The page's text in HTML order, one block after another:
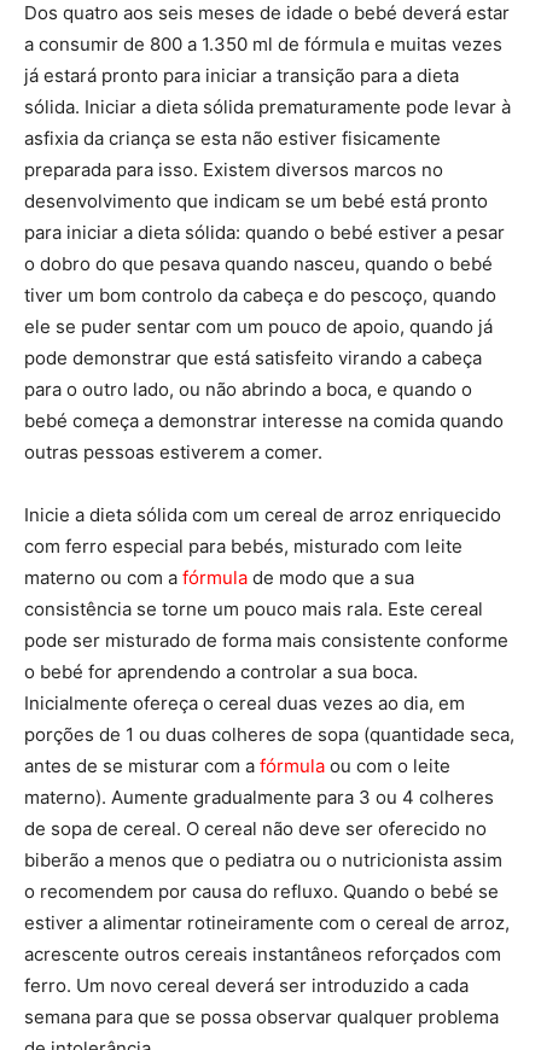
Dos quatro aos seis meses de idade o bebé deverá estar
a consumir de 800 a 1.350 ml de fórmula e muitas vezes
já estará pronto para iniciar a transição para a dieta
sólida. Iniciar a dieta sólida prematuramente pode levar à
asfixia da criança se esta não estiver fisicamente
preparada para isso. Existem diversos marcos no
desenvolvimento que indicam se um bebé está pronto
para iniciar a dieta sólida: quando o bebé estiver a pesar
o dobro do que pesava quando nasceu, quando o bebé
tiver um bom controlo da cabeça e do pescoço, quando
ele se puder sentar com um pouco de apoio, quando já
pode demonstrar que está satisfeito virando a cabeça
para o outro lado, ou não abrindo a boca, e quando o
bebé começa a demonstrar interesse na comida quando
outras pessoas estiverem a comer.
Inicie a dieta sólida com um cereal de arroz enriquecido
com ferro especial para bebés, misturado com leite
materno ou com a fórmula de modo que a sua
consistência se torne um pouco mais rala. Este cereal
pode ser misturado de forma mais consistente conforme
o bebé for aprendendo a controlar a sua boca.
Inicialmente ofereça o cereal duas vezes ao dia, em
porções de 1 ou duas colheres de sopa (quantidade seca,
antes de se misturar com a fórmula ou com o leite
materno). Aumente gradualmente para 3 ou 4 colheres
de sopa de cereal. O cereal não deve ser oferecido no
biberão a menos que o pediatra ou o nutricionista assim
o recomendem por causa do refluxo. Quando o bebé se
estiver a alimentar rotineiramente com o cereal de arroz,
acrescente outros cereais instantâneos reforçados com
ferro. Um novo cereal deverá ser introduzido a cada
semana para que se possa observar qualquer problema